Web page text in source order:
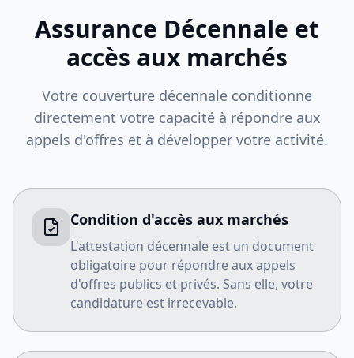
Assurance Décennale et
accès aux marchés
Votre couverture décennale conditionne
directement votre capacité à répondre aux
appels d'offres et à développer votre activité.
Condition d'accès aux marchés
L'attestation décennale est un document
obligatoire pour répondre aux appels
d'offres publics et privés. Sans elle, votre
candidature est irrecevable.